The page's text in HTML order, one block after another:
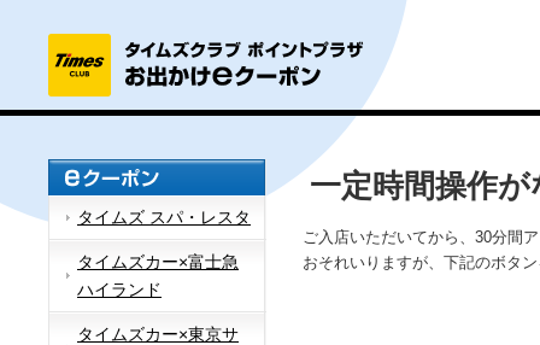
タイムズ スパ・レスタ
タイムズカー×富士急
ハイランド
タイムズカー×東京サ
一定時間操作
ご入店いただいてから、30分間
おそれいりますが、下記のボタ